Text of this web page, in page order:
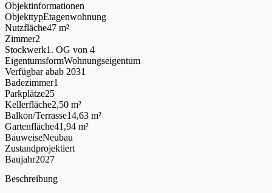
Objektinformationen
ObjekttypEtagenwohnung
Nutzfläche47 m²
Zimmer2
Stockwerk1. OG von 4
EigentumsformWohnungseigentum
Verfügbar abab 2031
Badezimmer1
Parkplätze25
Kellerfläche2,50 m²
Balkon/Terrasse14,63 m²
Gartenfläche41,94 m²
BauweiseNeubau
Zustandprojektiert
Baujahr2027
Beschreibung